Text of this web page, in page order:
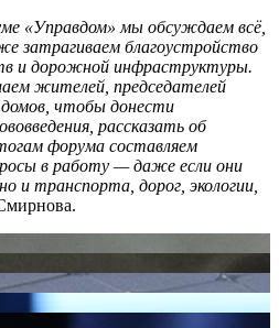
«Управдом» мы обсуждаем всё,
затрагиваем благоустройство
и дорожной инфраструктуры.
жителей, председателей
чтобы донести
рассказать об
форума составляем
в работу — даже если они
и транспорта, дорог, экологии,